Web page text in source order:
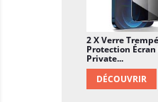
2 X Verre
Protection
Private...
DÉCOUVRIR